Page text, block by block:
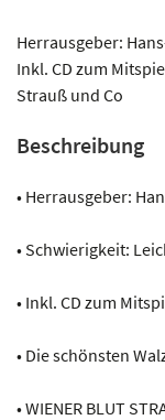
Walzer
Menge
Herrausgeber:
Inkl. CD zum
Strauß und Co
Beschreibung
• Herrausgeber:
• Schwierigkeit:
• Inkl. CD zum
• Die schönsten
• WIENER BLUT